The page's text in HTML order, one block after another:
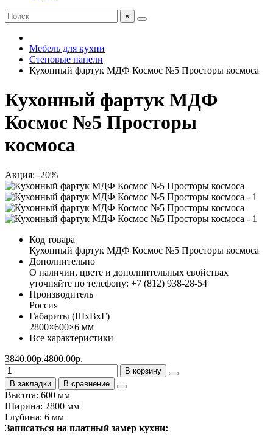
×
Мебель для кухни
Стеновые панели
Кухонный фартук МДФ Космос №5 Просторы космоса
Кухонный фартук МДФ
Космос №5 Просторы
космоса
Акция: -20%
Код товара
Кухонный фартук МДФ Космос №5 Просторы космоса
Дополнительно
О наличии, цвете и дополнительных свойствах
уточняйте по телефону: +7 (812) 938-28-54
Производитель
Россия
Габариты (ШхВхГ)
2800×600×6 мм
Все характеристики
3840.00р.4800.00р.
В корзину
В закладки
В сравнение
Высота: 600 мм
Ширина: 2800 мм
Глубина: 6 мм
Записаться на платный замер кухни: